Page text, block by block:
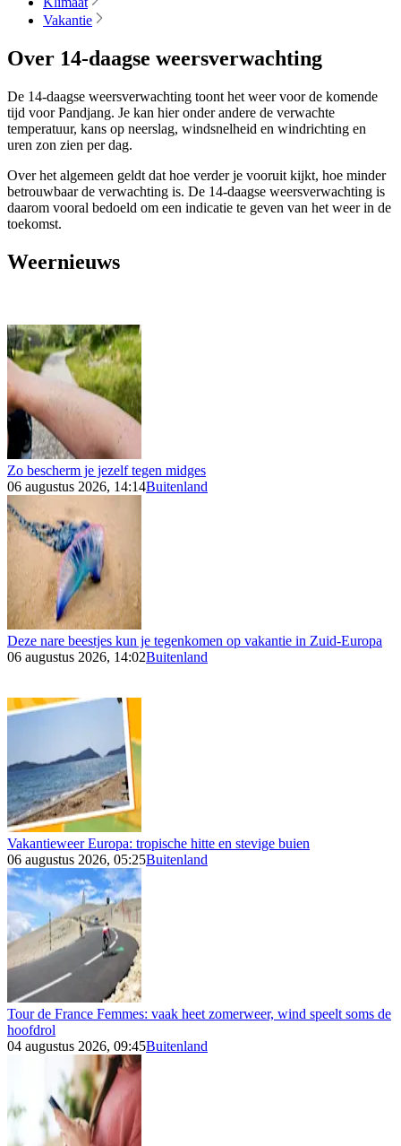
Vakantie
Over 14-daagse weersverwachting
De 14-daagse weersverwachting toont het weer voor de komende
tijd voor Pandjang. Je kan hier onder andere de verwachte
temperatuur, kans op neerslag, windsnelheid en windrichting en
uren zon zien per dag.
Over het algemeen geldt dat hoe verder je vooruit kijkt, hoe minder
betrouwbaar de verwachting is. De 14-daagse weersverwachting is
daarom vooral bedoeld om een indicatie te geven van het weer in de
toekomst.
Weernieuws
Zo bescherm je jezelf tegen midges
06 augustus 2026, 14:14Buitenland
Deze nare beestjes kun je tegenkomen op vakantie in Zuid-Europa
06 augustus 2026, 14:02Buitenland
Vakantieweer Europa: tropische hitte en stevige buien
06 augustus 2026, 05:25Buitenland
Tour de France Femmes: vaak heet zomerweer, wind speelt soms de
hoofdrol
04 augustus 2026, 09:45Buitenland